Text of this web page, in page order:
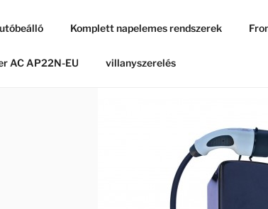
Komplett napelemes rendszerek
AC AP22N-EU villanyszerelés